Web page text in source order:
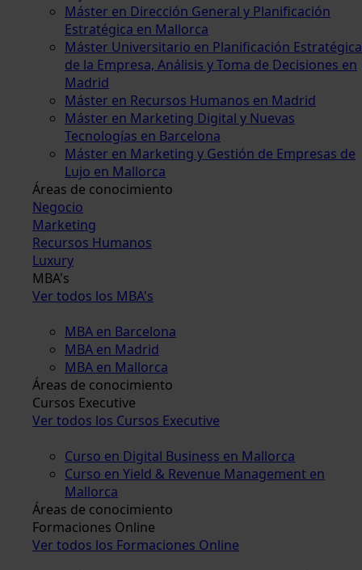
Máster en Dirección General y Planificación
Estratégica en Mallorca
Máster Universitario en Planificación Estratégica
de la Empresa, Análisis y Toma de Decisiones en
Madrid
Máster en Recursos Humanos en Madrid
Máster en Marketing Digital y Nuevas
Tecnologías en Barcelona
Máster en Marketing y Gestión de Empresas de
Lujo en Mallorca
Áreas de conocimiento
Negocio
Marketing
Recursos Humanos
Luxury
MBA's
Ver todos los MBA's
MBA en Barcelona
MBA en Madrid
MBA en Mallorca
Áreas de conocimiento
Cursos Executive
Ver todos los Cursos Executive
Curso en Digital Business en Mallorca
Curso en Yield & Revenue Management en
Mallorca
Áreas de conocimiento
Formaciones Online
Ver todos los Formaciones Online